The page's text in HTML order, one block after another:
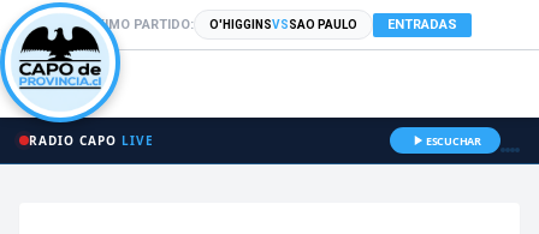
PRÓXIMO PARTIDO: O'HIGGINSVSSAO PAULO ENTRADAS
RADIO CAPO LIVE ESCUCHAR